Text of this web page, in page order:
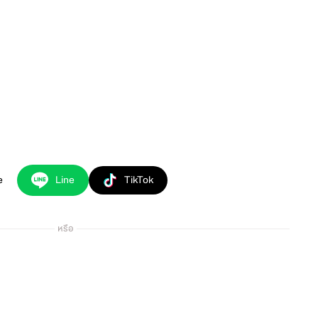
Line TikTok
หรือ